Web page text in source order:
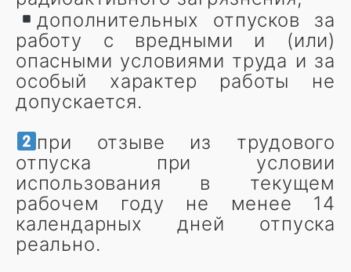
дополнительных отпусков за
работу с вредными и (или)
опасными условиями труда и за
особый характер работы не
допускается.
при отзыве из трудового
отпуска при условии
использования в текущем
рабочем году не менее 14
календарных дней отпуска
реально.